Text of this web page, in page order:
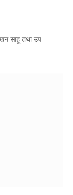
साहू तथा उप